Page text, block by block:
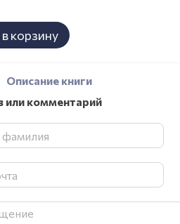
корзину
Описание книги
или комментарий